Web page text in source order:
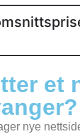
et
nye